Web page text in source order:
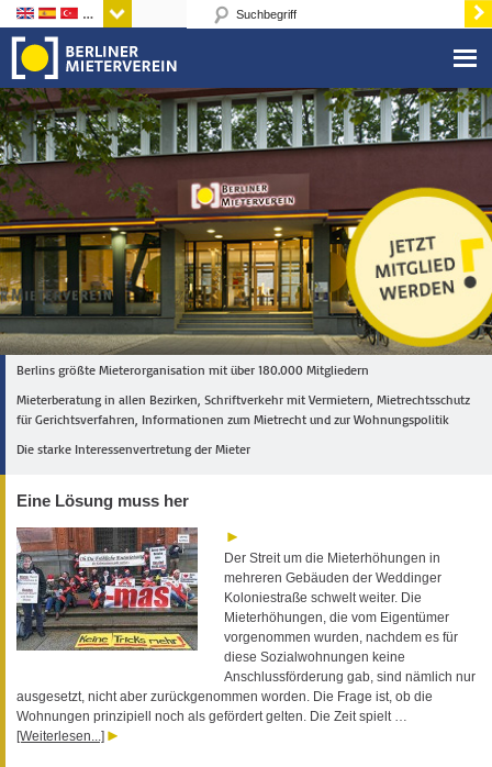
Sprachen
Berlins größte Mieterorganisation mit über 180.000 Mitgliedern
Mieterberatung in allen Bezirken, Schriftverkehr mit Vermietern, Mietrechtsschutz
für Gerichtsverfahren, Informationen zum Mietrecht und zur Wohnungspolitik
Die starke Interessenvertretung der Mieter
Eine Lösung muss her
Der Streit um die Mieterhöhungen in
mehreren Gebäuden der Weddinger
Koloniestraße schwelt weiter. Die
Mieterhöhungen, die vom Eigentümer
vorgenommen wurden, nachdem es für
diese Sozialwohnungen keine
Anschlussförderung gab, sind nämlich nur
ausgesetzt, nicht aber zurückgenommen worden. Die Frage ist, ob die
Wohnungen prinzipiell noch als gefördert gelten. Die Zeit spielt …
[Weiterlesen...]